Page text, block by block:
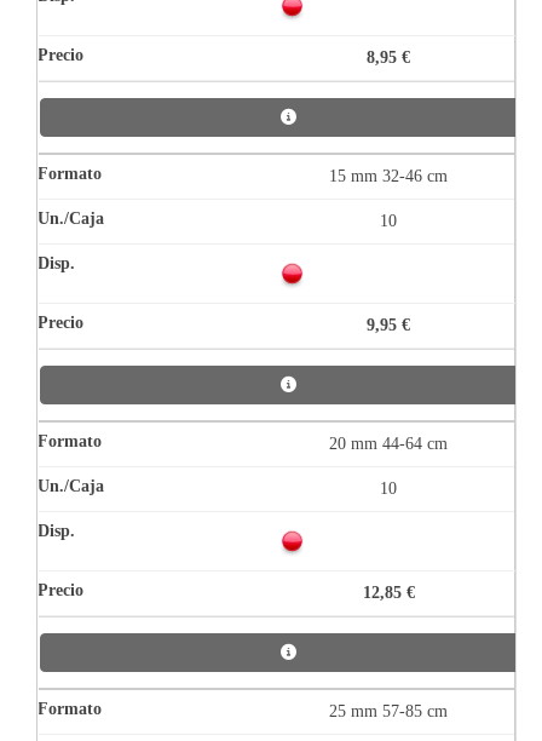
8,95 €
15 mm 32-46 cm
10
9,95 €
20 mm 44-64 cm
10
12,85 €
25 mm 57-85 cm